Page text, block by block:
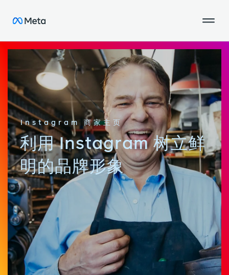
Instagram 商家主页
利用 Instagram 树立鲜
明的品牌形象